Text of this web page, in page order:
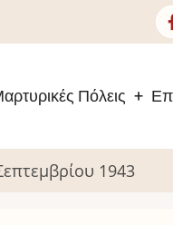
Πόλεις
1943